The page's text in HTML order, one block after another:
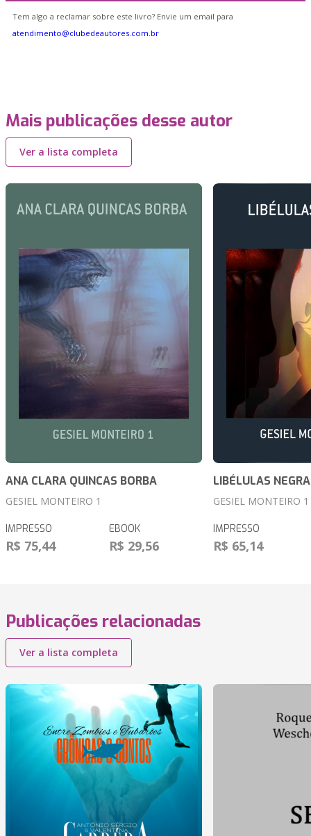
Tem algo a reclamar sobre este livro? Envie um email para
atendimento@clubedeautores.com.br
Mais publicações desse autor
Ver a lista completa
ANA CLARA QUINCAS BORBA
GESIEL MONTEIRO 1
IMPRESSO
R$ 75,44
EBOOK
R$ 29,56
LIBÉLULAS
GESIEL MONTEIRO 1
IMPRESSO
R$ 65,14
Publicações relacionadas
Ver a lista completa